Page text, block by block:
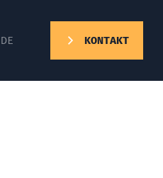
DE KONTAKT